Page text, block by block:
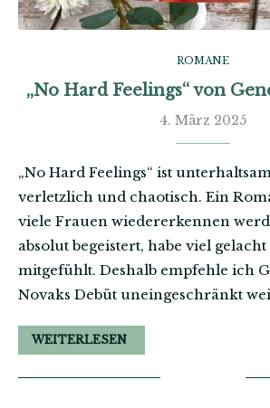
ROMANE
„No Hard Feelings“ von
4. März 2025
„No Hard Feelings“ ist
verletzlich und chaotisch. Ein
viele Frauen wiedererkennen
absolut begeistert, habe viel
mitgefühlt. Deshalb empfehle ich
Novaks Debüt uneingeschränkt
WEITERLESEN